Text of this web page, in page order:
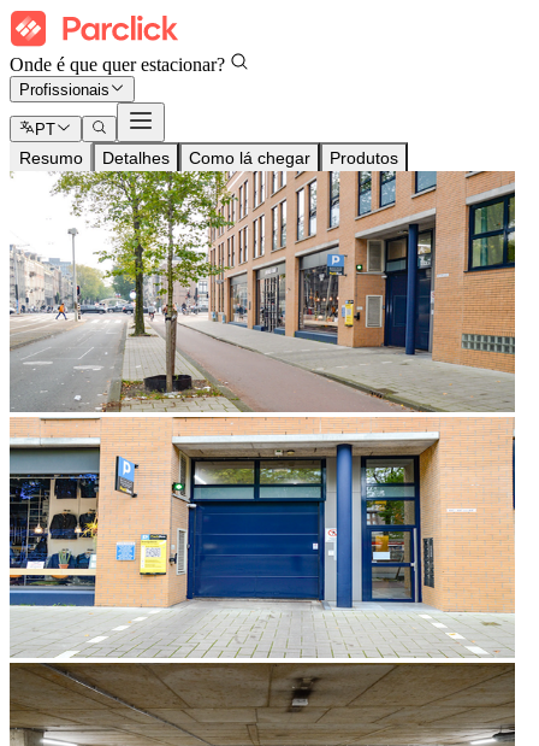
Onde é que quer estacionar?
Profissionais
PT
Resumo Detalhes Como lá chegar Produtos